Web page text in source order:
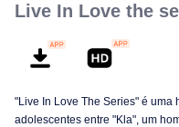
Live In Love the
"Live In Love The Series" é uma
adolescentes entre "Kla", um